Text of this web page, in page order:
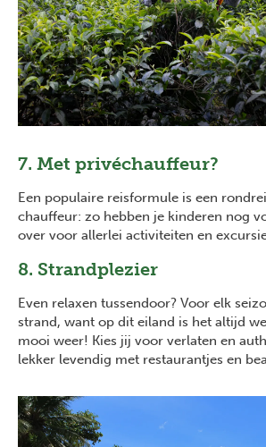
7. Met privéchauffeur?
Een populaire reisformule is een
chauffeur: zo hebben je kinderen nog
over voor allerlei activiteiten en
8. Strandplezier
Even relaxen tussendoor? Voor elk
strand, want op dit eiland is het altijd
mooi weer! Kies jij voor verlaten en
lekker levendig met restaurantjes en